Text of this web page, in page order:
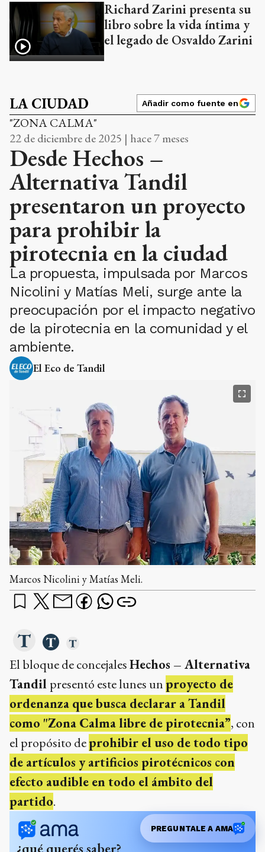
Richard Zarini presenta su
libro sobre la vida íntima y
el legado de Osvaldo Zarini
LA CIUDAD Añadir como fuente en
"ZONA CALMA"
22 de diciembre de 2025 | hace 7 meses
Desde Hechos –
Alternativa Tandil
presentaron un proyecto
para prohibir la
pirotecnia en la ciudad
La propuesta, impulsada por Marcos
Nicolini y Matías Meli, surge ante la
preocupación por el impacto negativo
de la pirotecnia en la comunidad y el
ambiente.
El Eco de Tandil
Marcos Nicolini y Matías Meli.
El bloque de concejalesHechos – Alternativa
Tandil presentó este lunes un proyecto de
ordenanza que busca declarar a Tandil
como "Zona Calma libre de pirotecnia”, con
el propósito deprohibir el uso de todo tipo
de artículos y artificios pirotécnicos con
efecto audible en todo el ámbito del
partido.
PREGUNTALE A AMA